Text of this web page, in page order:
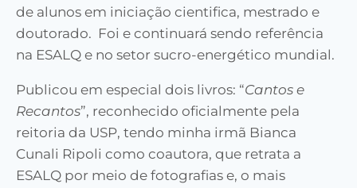
de alunos em iniciação cientifica, mestrado e
doutorado. Foi e continuará sendo referência
na ESALQ e no setor sucro-energético mundial.
Publicou em especial dois livros: “Cantos e
Recantos”, reconhecido oficialmente pela
reitoria da USP, tendo minha irmã Bianca
Cunali Ripoli como coautora, que retrata a
ESALQ por meio de fotografias e, o mais